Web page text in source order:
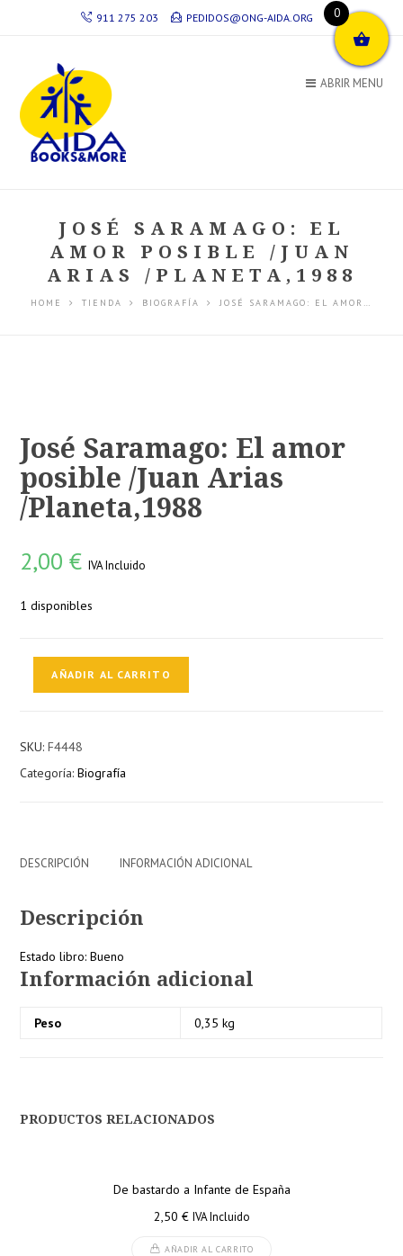
911 275 203 PEDIDOS@ONG-AIDA.ORG
ABRIR MENU
JOSÉ SARAMAGO: EL
AMOR POSIBLE /JUAN
ARIAS /PLANETA,1988
HOME TIENDA BIOGRAFÍA JOSÉ SARAMAGO: EL AMOR…
José Saramago: El amor
posible /Juan Arias
/Planeta,1988
2,00€ IVA Incluido
1 disponibles
posible
/Juan
AÑADIR AL CARRITO
SKU:F4448
Categoría:Biografía
DESCRIPCIÓN INFORMACIÓN ADICIONAL
Descripción
Estado libro: Bueno
Información adicional
Peso 0,35 kg
PRODUCTOS RELACIONADOS
De bastardo a Infante de España
2,50 € IVA Incluido
AÑADIR AL CARRITO
0